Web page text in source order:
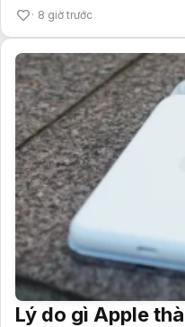
8 giờ trước
Lý do gì Apple